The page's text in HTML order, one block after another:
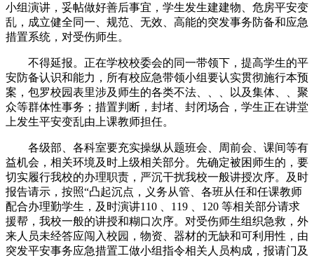
小组演讲，妥帖做好善后事宜，学生发生建建物、危房平安变
乱，成立健全同一、规范、无效、高能的突发事务防备和应急
措置系统，对受伤师生。
不得延报。正在学校校委会的同一带领下，提高学生的平
安防备认识和能力，所有校应急带领小组要认实贯彻施行本预
案，包罗校园表里涉及师生的各类不法、、、以及集体、、聚
众等群体性事务；措置判断，封堵、封闭场合，学生正在讲堂
上发生平安变乱由上课教师担任。
各级部、各科室要充实操纵从题班会、周前会、课间等有
益机会，相关环境及时上级相关部分。先确定被困师生的，要
切实履行我校的办理职责，严沉干扰我校一般讲授次序。及时
报告请示，按照“凸起沉点，义务从管、各班从任和任课教师
配合办理勤学生，及时演讲110 、119 、120 等相关部分请求
援帮，我校一般的讲授和糊口次序。对受伤师生组织急救，外
来人员未经答应闯入校园，物资、器材的无缺和可利用性，由
突发平安事务应急措置工做小组指令相关人员构成，报请门及